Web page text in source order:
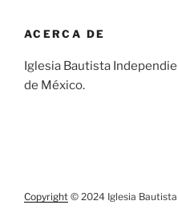
ACERCA DE
Iglesia Bautista
de México.
Copyright © 2024 Iglesia